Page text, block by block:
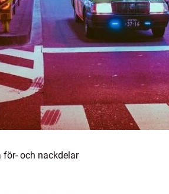
för- och nackdelar